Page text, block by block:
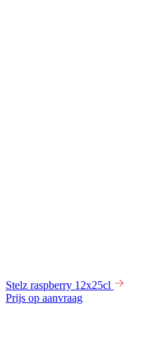
Stelz raspberry 12x25cl
Prijs op aanvraag